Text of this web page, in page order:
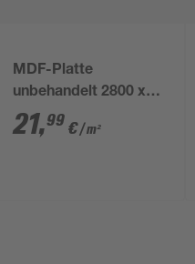
MDF-Platte
unbehandelt 2800 x
2070 x 16 mm
21,99 €/ m²